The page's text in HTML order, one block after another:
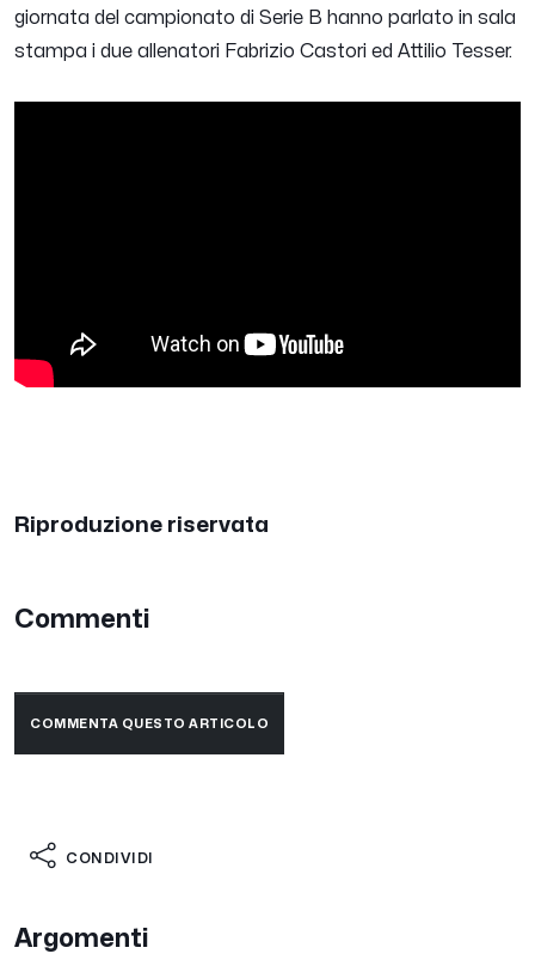
giornata del campionato di Serie B hanno parlato in sala
stampa i due allenatori Fabrizio Castori ed Attilio Tesser.
Riproduzione riservata
Commenti
COMMENTA QUESTO ARTICOLO
CONDIVIDI
Argomenti